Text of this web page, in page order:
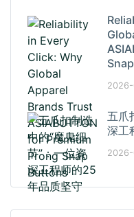
五爪
深工